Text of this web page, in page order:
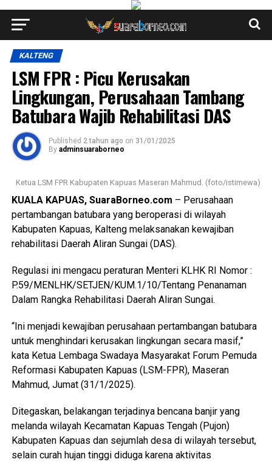
KALTENG
LSM FPR : Picu Kerusakan
Lingkungan, Perusahaan Tambang
Batubara Wajib Rehabilitasi DAS
Published 2 tahun ago on 31/01/2025
By adminsuaraborneo
Ketua LSM FPR Kabupaten Kapuas Maseran Mahmud. (foto/istimewa)
KUALA KAPUAS, SuaraBorneo.com – Perusahaan
pertambangan batubara yang beroperasi di wilayah
Kabupaten Kapuas, Kalteng melaksanakan kewajiban
rehabilitasi Daerah Aliran Sungai (DAS).
Regulasi ini mengacu peraturan Menteri KLHK RI Nomor :
P.59/MENLHK/SETJEN/KUM.1/10/Tentang Penanaman
Dalam Rangka Rehabilitasi Daerah Aliran Sungai.
“Ini menjadi kewajiban perusahaan pertambangan batubara
untuk menghindari kerusakan lingkungan secara masif,”
kata Ketua Lembaga Swadaya Masyarakat Forum Pemuda
Reformasi Kabupaten Kapuas (LSM-FPR), Maseran
Mahmud, Jumat (31/1/2025).
Ditegaskan, belakangan terjadinya bencana banjir yang
melanda wilayah Kecamatan Kapuas Tengah (Pujon)
Kabupaten Kapuas dan sejumlah desa di wilayah tersebut,
selain curah hujan tinggi diduga karena aktivitas